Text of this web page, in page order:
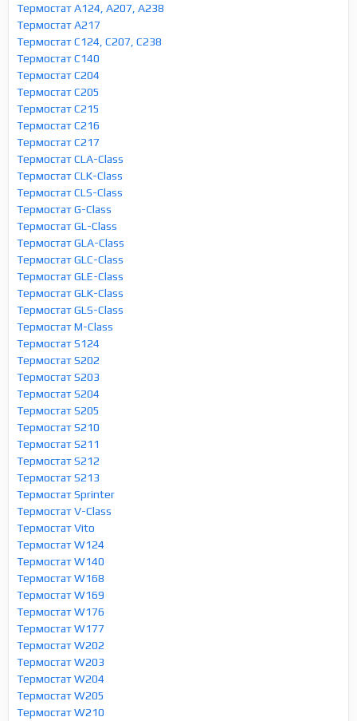
Термостат A124, A207, A238
Термостат A217
Термостат C124, C207, C238
Термостат C140
Термостат C204
Термостат C205
Термостат C215
Термостат C216
Термостат C217
Термостат CLA-Class
Термостат CLK-Class
Термостат CLS-Class
Термостат G-Class
Термостат GL-Class
Термостат GLA-Class
Термостат GLC-Class
Термостат GLE-Class
Термостат GLK-Class
Термостат GLS-Class
Термостат M-Class
Термостат S124
Термостат S202
Термостат S203
Термостат S204
Термостат S205
Термостат S210
Термостат S211
Термостат S212
Термостат S213
Термостат Sprinter
Термостат V-Class
Термостат Vito
Термостат W124
Термостат W140
Термостат W168
Термостат W169
Термостат W176
Термостат W177
Термостат W202
Термостат W203
Термостат W204
Термостат W205
Термостат W210